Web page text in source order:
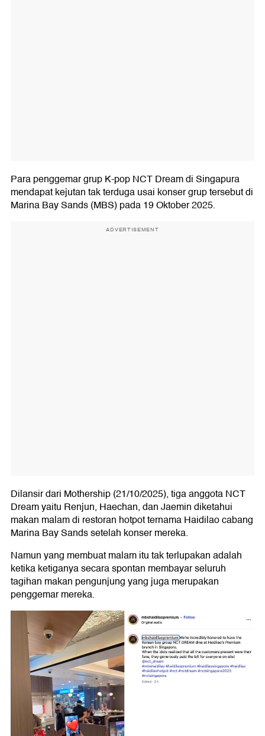
Para penggemar grup K-pop NCT Dream di Singapura
mendapat kejutan tak terduga usai konser grup tersebut di
Marina Bay Sands (MBS) pada 19 Oktober 2025.
ADVERTISEMENT
Dilansir dari Mothership (21/10/2025), tiga anggota NCT
Dream yaitu Renjun, Haechan, dan Jaemin diketahui
makan malam di restoran hotpot ternama Haidilao cabang
Marina Bay Sands setelah konser mereka.
Namun yang membuat malam itu tak terlupakan adalah
ketika ketiganya secara spontan membayar seluruh
tagihan makan pengunjung yang juga merupakan
penggemar mereka.